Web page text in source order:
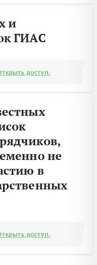
и
ГИАС
доступ.
не
в
доступ.